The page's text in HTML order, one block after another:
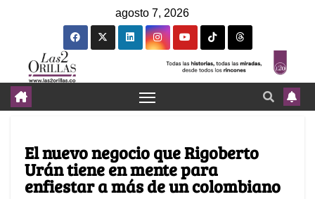
agosto 7, 2026
El nuevo negocio que Rigoberto
Urán tiene en mente para
enfiestar a más de un colombiano